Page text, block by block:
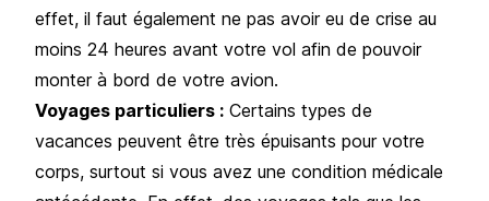
effet, il faut également ne pas avoir eu de crise au
moins 24 heures avant votre vol afin de pouvoir
monter à bord de votre avion.
Voyages particuliers : Certains types de
vacances peuvent être très épuisants pour votre
corps, surtout si vous avez une condition médicale